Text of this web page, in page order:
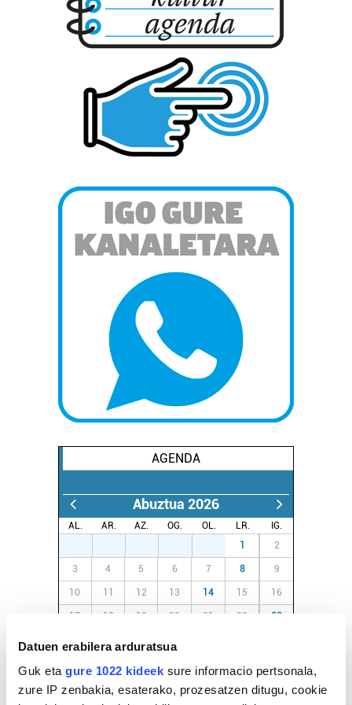
Datuen erabilera arduratsua
Guk eta gure 1022 kideek sure informacio pertsonala,
zure IP zenbakia, esaterako, prozesatzen ditugu, cookie
AGENDA
Abuztua 2026
AL. AR. AZ. OG. OL. LR.
IG.
1 2
3 4 5 6 7 8 9
10 11 12 13 14 15 16
17 18 19 20 21 22 23